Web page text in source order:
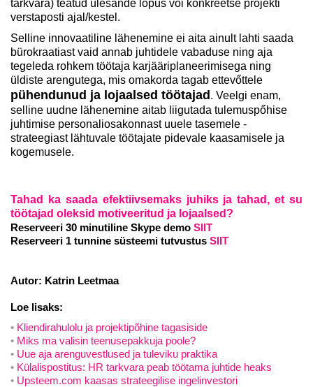
tarkvara) teatud ülesande lőpus vői konkreetse projekti
verstaposti ajal/kestel.
Selline innovaatiline lähenemine ei aita ainult lahti saada
bürokraatiast vaid annab juhtidele vabaduse ning aja
tegeleda rohkem töötaja karjääriplaneerimisega ning
üldiste arengutega, mis omakorda tagab ettevőttele
pühendunud ja lojaalsed töötajad . Veelgi enam,
selline uudne lähenemine aitab liigutada tulemuspőhise
juhtimise personaliosakonnast uuele tasemele -
strateegiast lähtuvale töötajate pidevale kaasamisele ja
kogemusele.
Tahad ka saada efektiivsemaks juhiks ja tahad, et su
töötajad oleksid motiveeritud ja lojaalsed?
Reserveeri 30 minutiline Skype demo SIIT
Reserveeri 1 tunnine süsteemi tutvustus SIIT
Autor: Katrin Leetmaa
Loe lisaks:
Kliendirahulolu ja projektipõhine tagasiside
Miks ma valisin teenusepakkuja poole?
Uue aja arenguvestlused ja tuleviku praktika
Külalispostitus: HR tarkvara peab töötama juhtide heaks
Upsteem.com kaasas strateegilise ingelinvestori